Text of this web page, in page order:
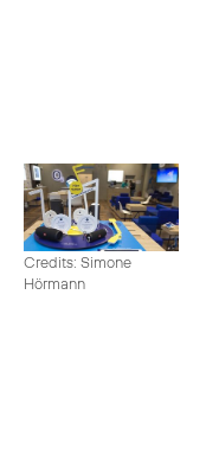
Credits: Simone
Hörmann